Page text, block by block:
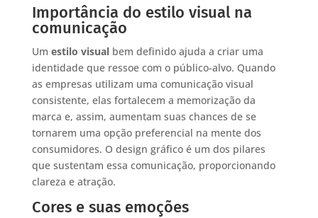
Importância do estilo visual na
comunicação
Um estilo visualbem definido ajuda a criar uma
identidade que ressoe com o público-alvo. Quando
as empresas utilizam uma comunicação visual
consistente, elas fortalecem a memorização da
marca e, assim, aumentam suas chances de se
tornarem uma opção preferencial na mente dos
consumidores. O design gráfico é um dos pilares
que sustentam essa comunicação, proporcionando
clareza e atração.
Cores e suas emoções